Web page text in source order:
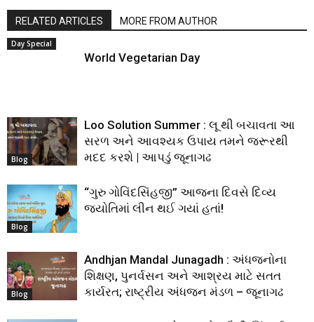
RELATED ARTICLES MORE FROM AUTHOR
Day Special
World Vegetarian Day
Blog
Loo Solution Summer : લૂ થી બચાવતા આ
સરળ અને આવશ્યક ઉપાય તમને જરૂરથી
મદદ કરશે | આપડું જૂનાગઢ
Blog
“ગુરુ ગોવિંદસિંહજી” આજના દિવસે દિવ્ય
જ્યોતિમાં લીન થઈ ગયાં હતાં!
Blog
Andhjan Mandal Junagadh : અંધજનોના
શિક્ષણ, પુનર્વસન અને આશ્રય માટે સતત
કાર્યરત; રાષ્ટ્રીય અંધજન મંડળ – જૂનાગઢ